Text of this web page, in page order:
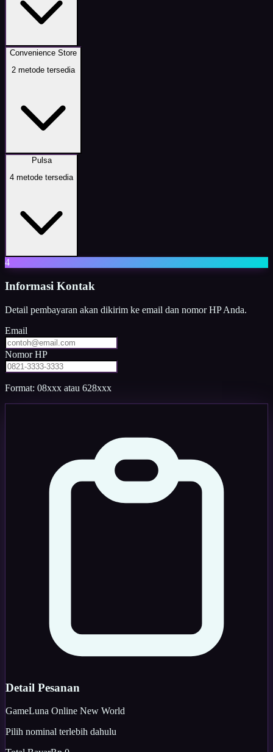
Convenience Store
2 metode tersedia
Pulsa
4 metode tersedia
4
Informasi Kontak
Detail pembayaran akan dikirim ke email dan nomor HP Anda.
Email
Nomor HP
Format: 08xxx atau 628xxx
Detail Pesanan
GameLuna Online New World
Pilih nominal terlebih dahulu